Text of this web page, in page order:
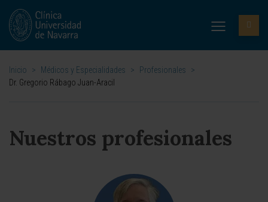
Inicio > Médicos y Especialidades > Profesionales
>
Dr. Gregorio Rábago Juan-Aracil
Nuestros profesionales